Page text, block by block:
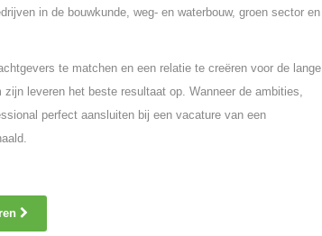
in de bouwkunde, weg- en waterbouw, groen sector en
te matchen en een relatie te creëren voor de lange
leveren het beste resultaat op. Wanneer de ambities,
perfect aansluiten bij een vacature van een